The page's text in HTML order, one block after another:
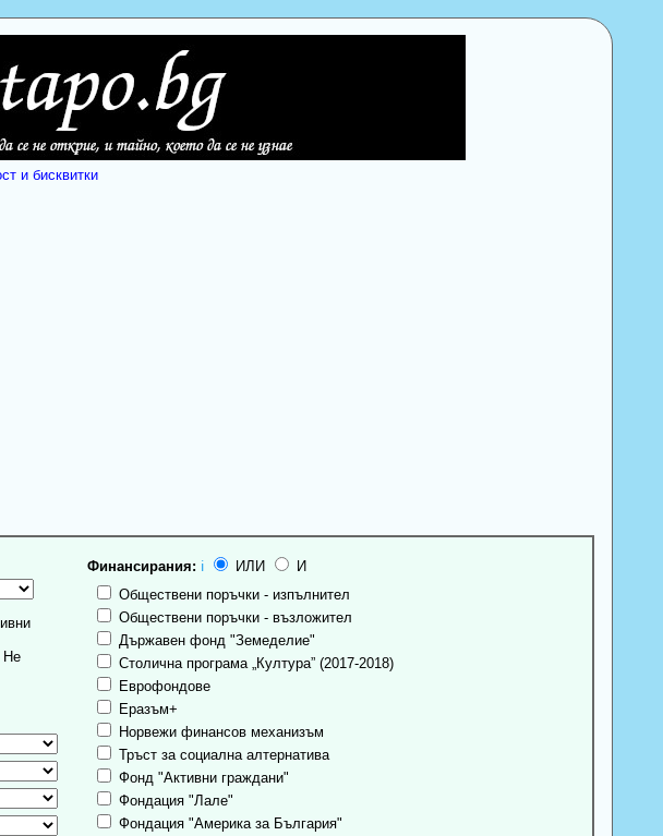
и бисквитки
Не
Финансирания: ℹ ИЛИ
И
Обществени поръчки - изпълнител
Обществени поръчки - възложител
Държавен фонд "Земеделие"
Столична програма „Култура” (2017-2018)
Еврофондове
Еразъм+
Норвежи финансов механизъм
Тръст за социална алтернатива
Фонд "Активни граждани"
Фондация "Лале"
Фондация "Америка за България"